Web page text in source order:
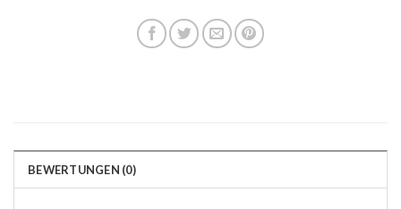
BEWERTUNGEN (0)